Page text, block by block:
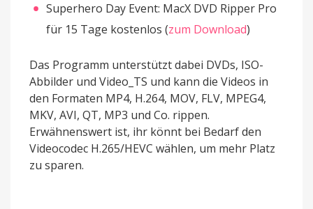
Superhero Day Event: MacX DVD Ripper Pro
für 15 Tage kostenlos (zum Download)
Das Programm unterstützt dabei DVDs, ISO-
Abbilder und Video_TS und kann die Videos in
den Formaten MP4, H.264, MOV, FLV, MPEG4,
MKV, AVI, QT, MP3 und Co. rippen.
Erwähnenswert ist, ihr könnt bei Bedarf den
Videocodec H.265/HEVC wählen, um mehr Platz
zu sparen.